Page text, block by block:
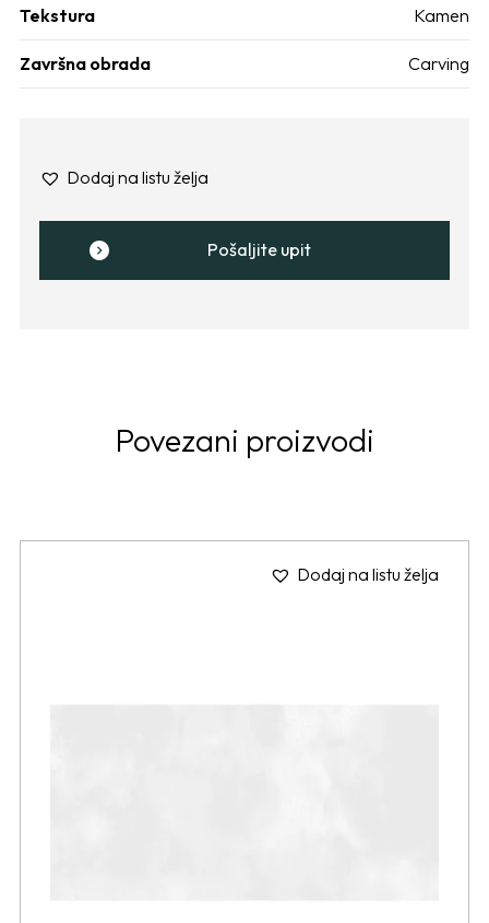
Tekstura Kamen
Završna obrada Carving
Dodaj na listu želja
Pošaljite upit
Povezani proizvodi
Dodaj na listu želja